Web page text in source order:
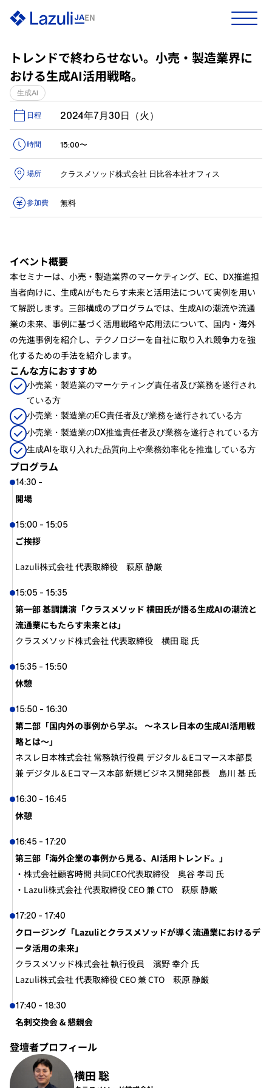
JAEN
プロダクト
ホーム
事例
リソース
採用情報
お知らせ
資料ダウンロード お問い合わせ
日程 2024年7月30日（火）
時間 15:00〜
場所 クラスメソッド株式会社 日比谷本社オフィス
参加費 無料
トレンドで終わらせない。小売・製造業界に
おける生成AI活用戦略。
生成AI
イベント概要
本セミナーは、小売・製造業界のマーケティング、EC、DX推進担
当者向けに、生成AIがもたらす未来と活用法について実例を用い
て解説します。三部構成のプログラムでは、生成AIの潮流や流通
業の未来、事例に基づく活用戦略や応用法について、国内・海外
の先進事例を紹介し、テクノロジーを自社に取り入れ競争力を強
化するための手法を紹介します。
こんな方におすすめ
小売業・製造業のマーケティング責任者及び業務を遂行され
ている方
小売業・製造業のEC責任者及び業務を遂行されている方
小売業・製造業のDX推進責任者及び業務を遂行されている方
生成AIを取り入れた品質向上や業務効率化を推進している方
プログラム
14:30 -
開場
15:00 - 15:05
ご挨拶
Lazuli株式会社 代表取締役　萩原 静厳
15:05 - 15:35
第一部 基調講演「クラスメソッド 横田氏が語る生成AIの潮流と
流通業にもたらす未来とは」
クラスメソッド株式会社 代表取締役　横田 聡 氏
15:35 - 15:50
休憩
15:50 - 16:30
第二部「国内外の事例から学ぶ。 〜ネスレ日本の生成AI活用戦
略とは〜」
ネスレ日本株式会社 常務執行役員 デジタル＆Eコマース本部長
兼 デジタル＆Eコマース本部 新規ビジネス開発部長　島川 基 氏
16:30 - 16:45
休憩
16:45 - 17:20
第三部「海外企業の事例から見る、AI活用トレンド。」
・株式会社顧客時間 共同CEO代表取締役　奥谷 孝司 氏
・Lazuli株式会社 代表取締役 CEO 兼 CTO　萩原 静厳
17:20 - 17:40
クロージング「Lazuliとクラスメソッドが導く流通業におけるデ
ータ活用の未来」
クラスメソッド株式会社 執行役員　濱野 幸介 氏
Lazuli株式会社 代表取締役 CEO 兼 CTO　萩原 静厳
17:40 - 18:30
名刺交換会 & 懇親会
登壇者プロフィール
横田 聡